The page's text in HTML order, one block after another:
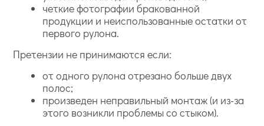
четкие фотографии бракованной
продукции и неиспользованные остатки от
первого рулона.
Претензии не принимаются если:
от одного рулона отрезано больше двух
полос;
произведен неправильный монтаж (и из-за
этого возникли проблемы со стыком).